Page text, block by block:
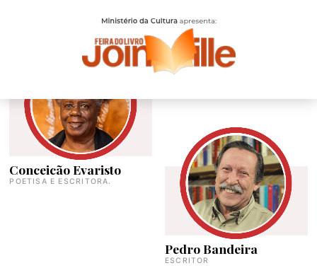
AUTORES
Conceicão Evaristo
POETISA E ESCRITORA.
Pedro Bandeira
ESCRITOR